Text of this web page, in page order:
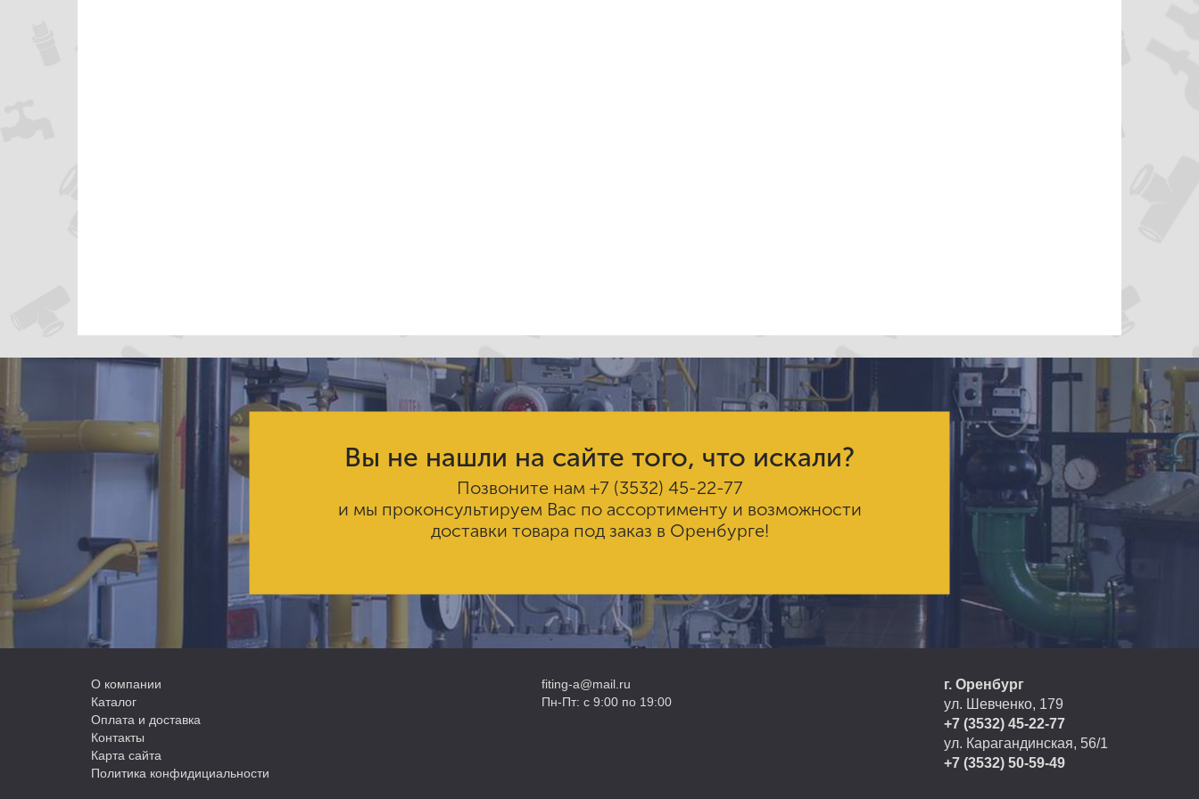
Вы не нашли на сайте того, что искали?
Позвоните нам +7 (3532) 45-22-77
и мы проконсультируем Вас по ассортименту и возможности
доставки товара под заказ в Оренбурге!
О компании
Каталог
Оплата и доставка
Контакты
Карта сайта
Политика конфидициальности
fiting-a@mail.ru
Пн-Пт: с 9:00 по 19:00
г. Оренбург
ул. Шевченко, 179
+7 (3532) 45-22-77
ул. Карагандинская, 56/1
+7 (3532) 50-59-49